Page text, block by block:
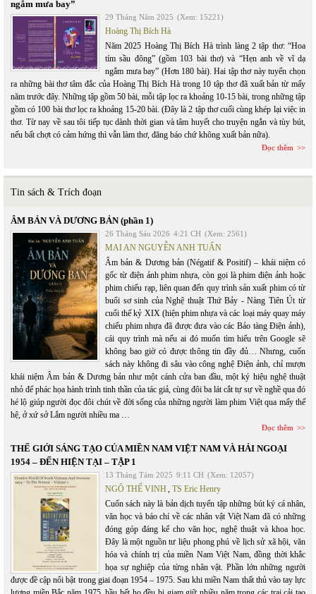
ngắm mưa bay”
29 Tháng Năm 2025 (Xem: 15221)
Hoàng Thị Bích Hà
Năm 2025 Hoàng Thị Bích Hà trình làng 2 tập thơ: “Hoa
tím sầu đông” (gồm 103 bài thơ) và “Hẹn anh về vĩ dạ
ngắm mưa bay” (Hơn 180 bài). Hai tập thơ này tuyển chọn
ra những bài thơ tâm đắc của Hoàng Thị Bích Hà trong 10 tập thơ đã xuất bản từ mấy
năm trước đây. Những tập gồm 50 bài, mỗi tập lọc ra khoảng 10-15 bài, trong những tập
gồm có 100 bài thơ lọc ra khoảng 15-20 bài. (Đây là 2 tập thơ cuối cùng khép lại việc in
thơ. Từ nay về sau tôi tiếp tục dành thời gian và tâm huyết cho truyện ngắn và tùy bút,
nếu bất chợt có cảm hứng thì vẫn làm thơ, đăng báo chứ không xuất bản nữa).
Đọc thêm
Tin sách & Trích đoạn
ÂM BẢN VÀ DƯƠNG BẢN (phần 1)
26 Tháng Sáu 2026 4:21 CH (Xem: 2561)
MAI AN NGUYỄN ANH TUẤN
Âm bản & Dương bản (Négatif & Positif) – khái niệm có
gốc từ điện ảnh phim nhựa, còn gọi là phim điện ảnh hoặc
phim chiếu rạp, liên quan đến quy trình sản xuất phim có từ
buổi sơ sinh của Nghệ thuật Thứ Bảy - Nàng Tiên Út từ
cuối thế kỷ XIX (hiện phim nhựa và các loại máy quay máy
chiếu phim nhựa đã được đưa vào các Bảo tàng Điện ảnh),
cái quy trình mà nếu ai đó muốn tìm hiểu trên Google sẽ
không bao giờ có được thông tin đầy đủ… Nhưng, cuốn
sách này không đi sâu vào công nghệ Điện ảnh, chỉ mượn
khái niệm Âm bản & Dương bản như một cánh cửa ban đầu, một ký hiệu nghệ thuật
nhỏ để phác họa hành trình tinh thần của tác giả, cùng đôi ba lát cắt tự sự về nghề qua đó
hé lộ giúp người đọc đôi chút về đời sống của những người làm phim Việt qua mấy thế
hệ, ở xứ sở Lắm người nhiều ma …
Đọc thêm
THẾ GIỚI SÁNG TẠO CỦA MIỀN NAM VIỆT NAM VÀ HẢI NGOẠI
1954 – ĐẾN HIỆN TẠI – TẬP 1
13 Tháng Tám 2025 9:11 CH (Xem: 12057)
NGÔ THẾ VINH, TS Eric Henry
Cuốn sách này là bản dịch tuyển tập những bút ký cá nhân,
văn học và báo chí về các nhân vật Việt Nam đã có những
đóng góp đáng kể cho văn học, nghệ thuật và khoa học.
Đây là một nguồn tư liệu phong phú về lịch sử xã hội, văn
hóa và chính trị của miền Nam Việt Nam, đồng thời khắc
họa sự nghiệp của từng nhân vật. Phần lớn những người
được đề cập nổi bật trong giai đoạn 1954 – 1975. Sau khi miền Nam thất thủ vào tay lực